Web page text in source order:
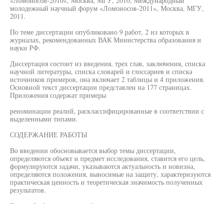
молодежный научный форум «Ломоносов-2011», Москва, МГУ,
2011.
По теме диссертации опубликовано 9 работ, 2 из которых в
журналах, рекомендованных ВАК Министерства образования и
науки РФ.
Диссертация состоит из введения, трех глав, заключения, списка
научной литературы, списка словарей и глоссариев и списка
источников примеров, она включает 2 таблицы и 4 приложения.
Основной текст диссертации представлен на 177 страницах.
Приложения содержат примеры
реноминации реалий, расклассифицированные в соответствии с
выделенными типами.
СОДЕРЖАНИЕ РАБОТЫ
Во введении обосновывается выбор темы диссертации,
определяются объект и предмет исследования, ставится его цель,
формулируются задачи, указываются актуальность и новизна,
определяются положения, выносимые на защиту, характеризуются
практическая ценность и теоретическая значимость полученных
результатов.